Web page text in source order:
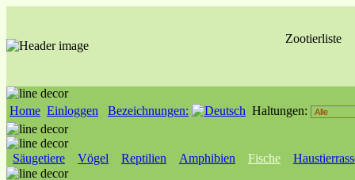
Zootierliste
Home Einloggen Bezeichnungen: Haltungen:
Säugetiere Vögel Reptilien Amphibien Fische